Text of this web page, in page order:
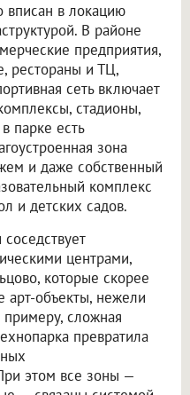
вписан в локацию
В районе
предприятия,
рестораны и ТЦ,
сеть включает
стадионы,
парке есть
зона
и даже собственный
комплекс
и детских садов.
центрами,
которые скорее
арт-объекты, нежели
сложная
превратила
этом все зоны —